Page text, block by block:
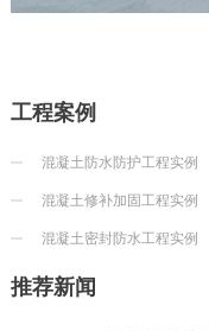
工程案例
混凝土防水防护工程实例
混凝土修补加固工程实例
混凝土密封防水工程实例
推荐新闻